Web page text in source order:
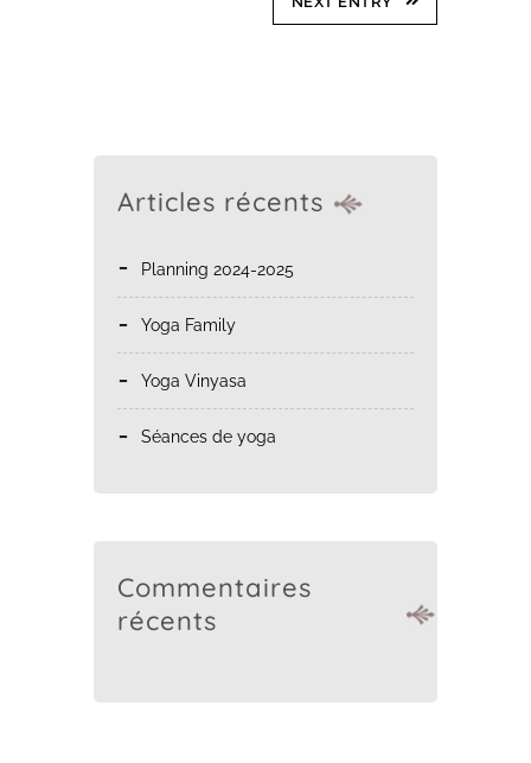
Articles récents
Planning 2024-2025
Yoga Family
Yoga Vinyasa
Séances de yoga
Commentaires
récents